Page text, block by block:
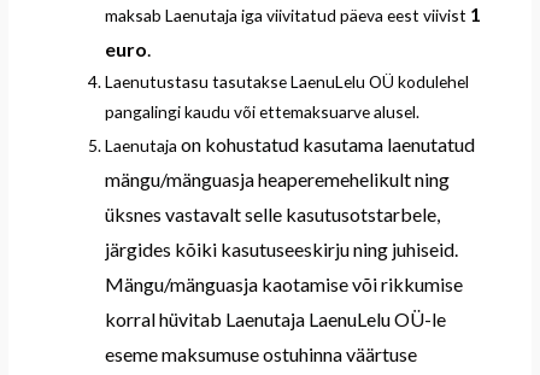
maksab Laenutaja iga viivitatud päeva eest viivist 1
euro
Laenutustasu tasutakse LaenuLelu OÜ kodulehel
pangalingi kaudu või ettemaksuarve alusel.
Laenutaja on kohustatud kasutama laenutatud
mängu/mänguasjaheaperemehelikult ning
üksnes vastavaltselle kasutusotstarbele,
järgides kõiki kasutuseeskirju ning juhiseid.
Mängu/mänguasja kaotamise või rikkumise
korral hüvitab Laenutaja LaenuLelu OÜ-le
eseme maksumuse ostuhinna väärtuse